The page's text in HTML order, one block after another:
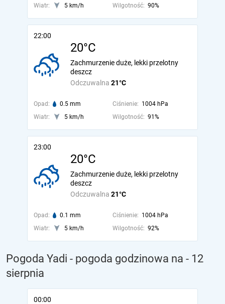
Wiatr:
5 km/h Wilgotność: 90%
22:00
20°C
Odczuwalna 21°C
Zachmurzenie duże, lekki przelotny
deszcz
Opad: 0.5 mm Ciśnienie: 1004 hPa
Wiatr:
5 km/h Wilgotność: 91%
23:00
20°C
Odczuwalna 21°C
Zachmurzenie duże, lekki przelotny
deszcz
Opad: 0.1 mm Ciśnienie: 1004 hPa
Wiatr:
5 km/h Wilgotność: 92%
Pogoda Yadi - pogoda godzinowa na - 12
sierpnia
00:00